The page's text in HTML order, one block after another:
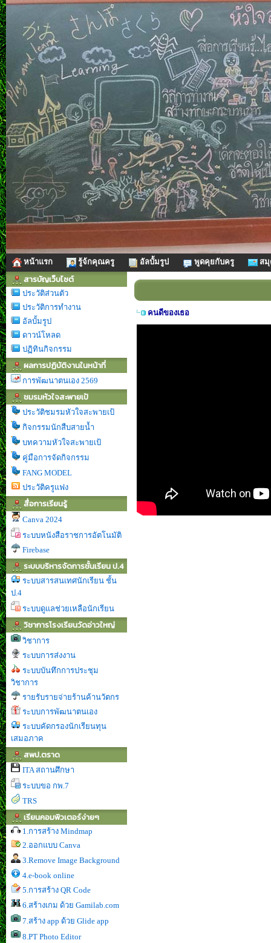
หน้าแรก รู้จ้กคุณครู อัลบั้มรูป พูดคุยกับครู สมุ
สารบัญเว็บไซต์
ประวัติส่วนตัว
ประวัติการทำงาน
อัลบั้มรูป
ดาวน์โหลด
ปฏิทินกิจกรรม
ผลการปฏิบัติงานในหน้าที่
การพัฒนาตนเอง 2569
ชมรมหัวใจสะพายเป้
ประวัติชมรมหัวใจสะพายเป้
กิจกรรมนักสืบสายน้ำ
บทความหัวใจสะพายเป้
คู่มือการจัดกิจกรรม
FANG MODEL
ประวัติครูแฟง
สื่อการเรียนรู้
Canva 2024
ระบบหนังสือราชการอัตโนมัติ
Firebase
ระบบบริหารจัดการชั้นเรียน ป.4
ระบบสารสนเทศนักเรียน ชั้น
ป.4
ระบบดูแลช่วยเหลือนักเรียน
วิชาการโรงเรียนวัดอ่าวใหญ่
วิชาการ
ระบบการส่งงาน
ระบบบันทึกการประชุม
วิชาการ
รายรับรายจ่ายร้านค้านวัตกร
ระบบการพัฒนาตนเอง
ระบบคัดกรองนักเรียนทุน
เสมอภาค
สพป.ตราด
ITA สถานศึกษา
ระบบขอ กพ.7
TRS
เรียนคอมพิวเตอร์ง่ายๆ
1.การสร้าง Mindmap
2.ออกแบบ Canva
3.Remove Image Background
4.e-book online
5.การสร้าง QR Code
6.สร้างเกม ด้วย Gamilab.com
7.สร้าง app ด้วย Glide app
8.PT Photo Editor
คนดีของเธอ